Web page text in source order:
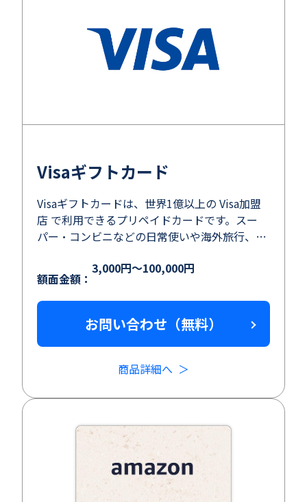
Visaギフトカード
Visaギフトカードは、世界1億以上の Visa加盟
店 で利用できるプリペイドカードです。スー
パー・コンビニなどの日常使いや海外旅行、
個人情報/審査が不要で使い切りタイプなので
簡単・安心・安全です。
額面金額：
3,000円～100,000円
お問い合わせ（無料）
商品詳細へ